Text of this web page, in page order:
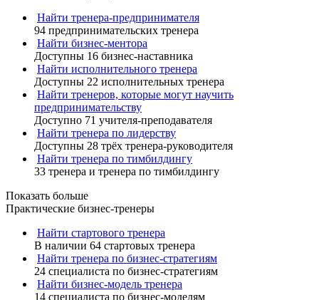
Найти тренера-предпринимателя
94 предпринимательских тренера
Найти бизнес-ментора
Доступны 16 бизнес-наставника
Найти исполнительного тренера
Доступны 22 исполнительных тренера
Найти тренеров, которые могут научить
предпринимательству
Доступно 71 учителя-преподавателя
Найти тренера по лидерству
Доступны 28 трёх тренера-руководителя
Найти тренера по тимбилдингу
33 тренера и тренера по тимбилдингу
Показать больше
Практические бизнес-тренеры
Найти стартового тренера
В наличии 64 стартовых тренера
Найти тренера по бизнес-стратегиям
24 специалиста по бизнес-стратегиям
Найти бизнес-модель тренера
14 специалиста по бизнес-моделям